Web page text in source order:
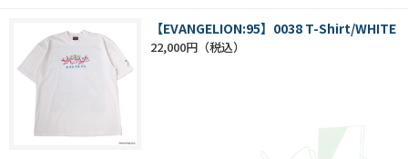
【EVANGELION:95】0038 T-Shirt/WHITE
22,000円